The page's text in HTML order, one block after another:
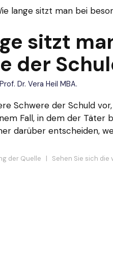
lange sitzt man bei
sitzt
der
Dr. Vera Heil MBA.
Schwere der Schuld
Fall, in dem der Täter
darüber entscheiden,
der Quelle | Sehen Sie sich die